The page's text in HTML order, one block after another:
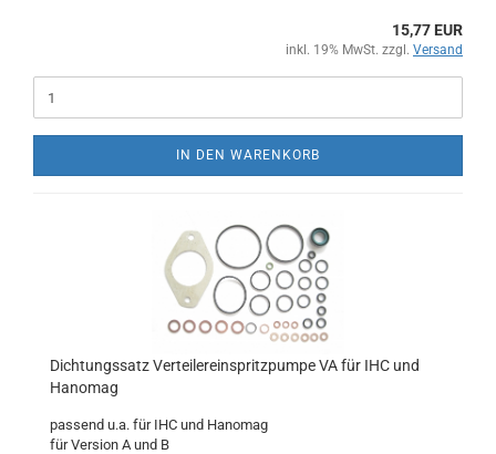
15,77 EUR
inkl. 19% MwSt. zzgl. Versand
IN DEN WARENKORB
Dichtungssatz Verteilereinspritzpumpe VA für IHC und
Hanomag
passend u.a. für IHC und Hanomag
für Version A und B